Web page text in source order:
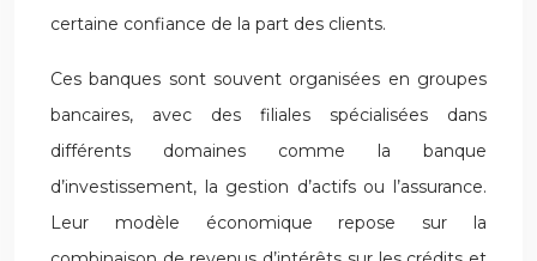
certaine confiance de la part des clients.
Ces banques sont souvent organisées en groupes
bancaires, avec des filiales spécialisées dans
différents domaines comme la banque
d’investissement, la gestion d’actifs ou l’assurance.
Leur modèle économique repose sur la